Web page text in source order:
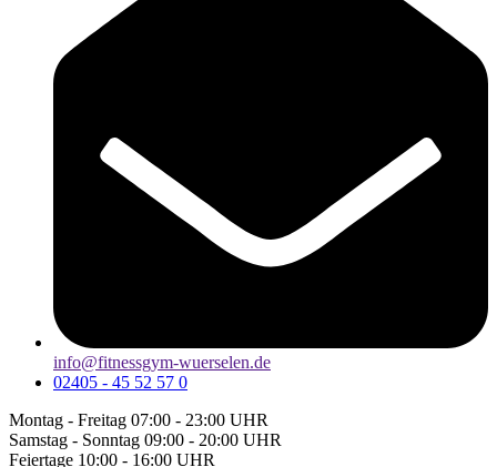
info@fitnessgym-wuerselen.de
02405 - 45 52 57 0
Montag - Freitag 07:00 - 23:00 UHR
Samstag - Sonntag 09:00 - 20:00 UHR
Feiertage 10:00 - 16:00 UHR